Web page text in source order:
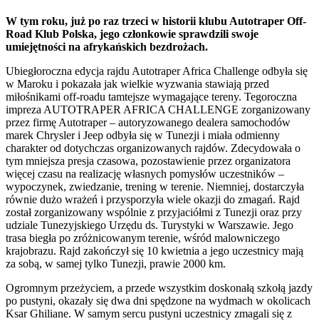
W tym roku, już po raz trzeci w historii klubu Autotraper Off-
Road Klub Polska, jego członkowie sprawdzili swoje
umiejętności na afrykańskich bezdrożach.
Ubiegłoroczna edycja rajdu Autotraper Africa Challenge odbyła się
w Maroku i pokazała jak wielkie wyzwania stawiają przed
miłośnikami off-roadu tamtejsze wymagające tereny. Tegoroczna
impreza AUTOTRAPER AFRICA CHALLENGE zorganizowany
przez firmę Autotraper – autoryzowanego dealera samochodów
marek Chrysler i Jeep odbyła się w Tunezji i miała odmienny
charakter od dotychczas organizowanych rajdów. Zdecydowała o
tym mniejsza presja czasowa, pozostawienie przez organizatora
więcej czasu na realizację własnych pomysłów uczestników –
wypoczynek, zwiedzanie, trening w terenie. Niemniej, dostarczyła
równie dużo wrażeń i przysporzyła wiele okazji do zmagań. Rajd
został zorganizowany wspólnie z przyjaciółmi z Tunezji oraz przy
udziale Tunezyjskiego Urzędu ds. Turystyki w Warszawie. Jego
trasa biegła po zróżnicowanym terenie, wśród malowniczego
krajobrazu. Rajd zakończył się 10 kwietnia a jego uczestnicy mają
za sobą, w samej tylko Tunezji, prawie 2000 km.
Ogromnym przeżyciem, a przede wszystkim doskonałą szkołą jazdy
po pustyni, okazały się dwa dni spędzone na wydmach w okolicach
Ksar Ghiliane. W samym sercu pustyni uczestnicy zmagali się z